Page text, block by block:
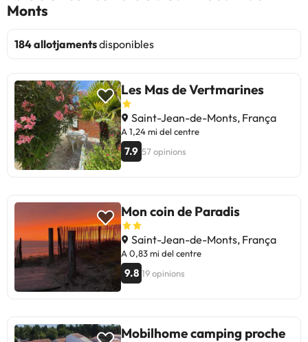
Monts
184 allotjamentsdisponibles
Les Mas de Vertmarines
Saint-Jean-de-Monts, França
A 1,24 mi del centre
7.9 57 opinions
Mon coin de Paradis
Saint-Jean-de-Monts, França
A 0,83 mi del centre
9.8 19 opinions
Mobilhome camping proche